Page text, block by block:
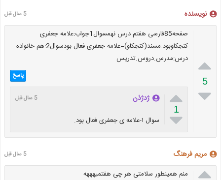
نویسنده 5 سال قبل

5

صفحه85فارسی هفتم درس نهمسوال1جواب:علامه جعفری
کنجکاوبود.مسند(کنجکاو)=علامه جعفری فعال بودسوال2:هم خانواده
درس:مدرس.دروس.تدریس
پاسخ

1

ژدژذن 5 سال قبل
سوال ۱-علامه ی جعفری فعال بود.
مریم فرهنگ 5 سال قبل
 منم همینطور سلامتی هر چی هفتمیهههه